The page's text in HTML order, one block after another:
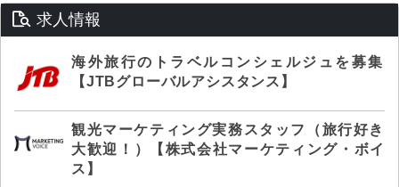
求人情報
海外旅行のトラベルコンシェルジュを募集
【JTBグローバルアシスタンス】
観光マーケティング実務スタッフ（旅行好き
大歓迎！）【株式会社マーケティング・ボイ
ス】